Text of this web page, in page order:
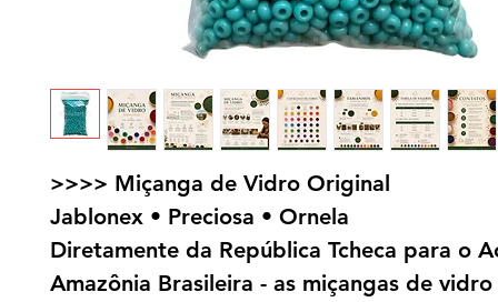
>>>> Miçanga de Vidro Original
Jablonex • Preciosa • Ornela
Diretamente da República Tcheca para o
Amazônia Brasileira - as miçangas de vidro